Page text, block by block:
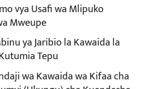
vya Usafi wa Mlipuko
Mweupe
ya Jaribio la Kawaida la
Tepu
wa Kawaida wa Kifaa cha